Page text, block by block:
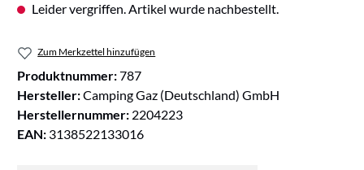
Leider vergriffen. Artikel wurde nachbestellt.
Zum Merkzettel hinzufügen
Produktnummer:787
Hersteller:Camping Gaz (Deutschland) GmbH
Herstellernummer: 2204223
EAN: 3138522133016